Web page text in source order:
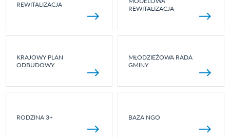
REWITALIZACJA
REWITALIZACJA
KRAJOWY PLAN
ODBUDOWY
MŁODZIEŻOWA RADA
GMINY
RODZINA 3+ BAZA NGO